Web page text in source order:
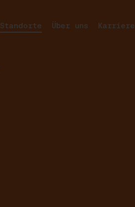
Standorte Über uns Karriere